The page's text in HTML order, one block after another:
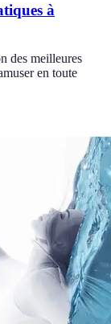
à
des meilleures
en toute